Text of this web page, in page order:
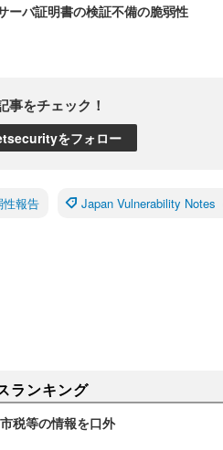
ーバ証明書の検証不備の脆弱性
事をチェック！
をフォロー
性報告 Japan Vulnerability Notes
ランキング
税等の情報を口外